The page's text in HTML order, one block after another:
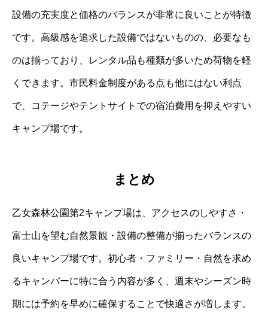
設備の充実度と価格のバランスが非常に良いことが特徴
です。高級感を追求した設備ではないものの、必要なも
のは揃っており、レンタル品も種類が多いため荷物を軽
くできます。市民料金制度がある点も他にはない利点
で、コテージやテントサイトでの宿泊費用を抑えやすい
キャンプ場です。
まとめ
乙女森林公園第2キャンプ場は、アクセスのしやすさ・
富士山を望む自然景観・設備の整備が揃ったバランスの
良いキャンプ場です。初心者・ファミリー・自然を求め
るキャンパーに特に合う内容が多く、週末やシーズン時
期には予約を早めに確保することで快適さが増します。